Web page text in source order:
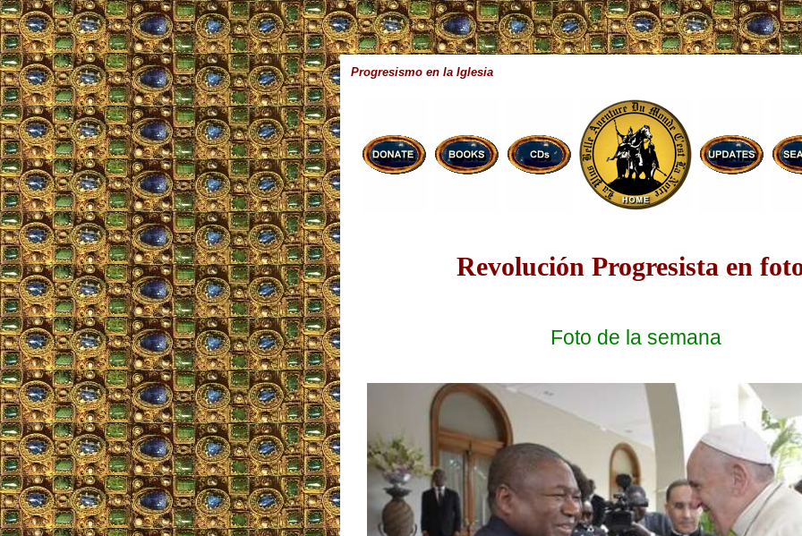
Progresismo en la Iglesia
Revolución Progresista en
Foto de la semana